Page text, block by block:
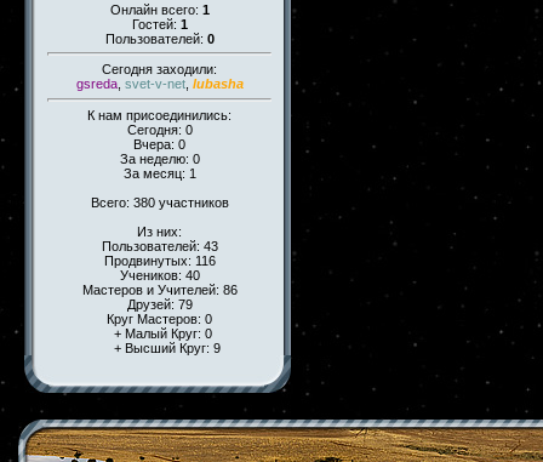
Онлайн всего: 1
Гостей: 1
Пользователей: 0
Сегодня заходили:
gsreda, svet-v-net, lubasha
К нам присоединились:
Сегодня: 0
Вчера: 0
За неделю: 0
За месяц: 1
Всего: 380 участников
Из них:
Пользователей: 43
Продвинутых: 116
Учеников: 40
Мастеров и Учителей: 86
Друзей: 79
Круг Мастеров: 0
+ Малый Круг: 0
+ Высший Круг: 9